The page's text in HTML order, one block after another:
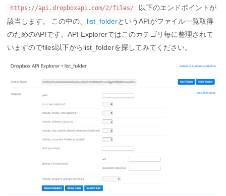
https://api.dropboxapi.com/2/files/
以下のエンドポイントが
該当します。 この中の、 list_folderというAPIがファイル一覧取得
のためのAPIです。API Explorerではこのカテゴリ毎に整理されて
いますのでfiles以下からlist_folderを探してみてください。